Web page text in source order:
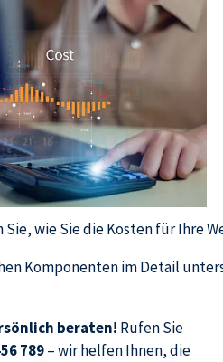
wie Sie die Kosten für Ihre
Komponenten im Detail
beraten! Rufen Sie
789– wir helfen Ihnen, die